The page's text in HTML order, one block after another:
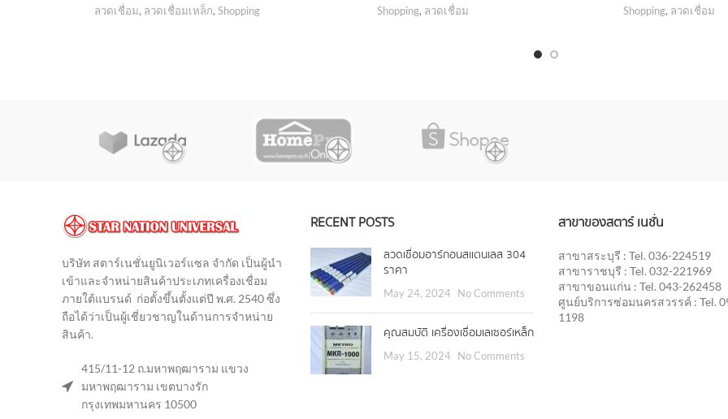
ลวดเชื่อม, ลวดเชื่อมเหล็ก, Shopping Shopping, ลวดเชื่อม Shopping, ลวดเชื่อม
บริษัท สตาร์เนชั่นยูนิเวอร์แซล จำกัด เป็นผู้นำ
เข้าและจำหน่ายสินค้าประเภทเครื่องเชื่อม
ภายใต้แบรนด์ ก่อตั้งขึ้นตั้งแต่ปี พ.ศ. 2540 ซึ่ง
ถือได้ว่าเป็นผู้เชี่ยวชาญในด้านการจำหน่าย
สินค้า.
415/11-12 ถ.มหาพฤฒาราม แขวง
มหาพฤฒาราม เขตบางรัก
กรุงเทพมหานคร 10500
RECENT POSTS
ลวดเชื่อมอาร์กอนสแตนเลส 304
ราคา
May 24, 2024 No Comments
คุณสมบัติ เครื่องเชื่อมเลเซอร์เหล็ก
May 15, 2024 No Comments
สาขาของสตาร์ เนชั่น
สาขาสระบุรี : Tel. 036-224519
สาขาราชบุรี : Tel. 032-221969
สาขาขอนแก่น : Tel. 043-262458
ศูนย์บริการซ่อมนครสวรรค์ : Tel.
1198